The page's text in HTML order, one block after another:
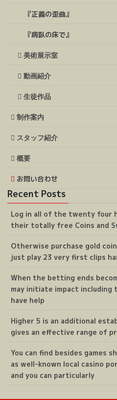
『正義の歪曲』
『病臥の床で』
美術展示室
動画紹介
生徒作品
制作案内
スタッフ紹介
概要
お問い合わせ
Recent Posts
Log in all of the twenty four
their totally free Coins and
Otherwise purchase gold
just play 23 very first clips
When the betting ends
may initiate impact including
have help
Higher 5 is an additional
gives an effective range of
You can find besides games
as well-known local casino
and you can particularly